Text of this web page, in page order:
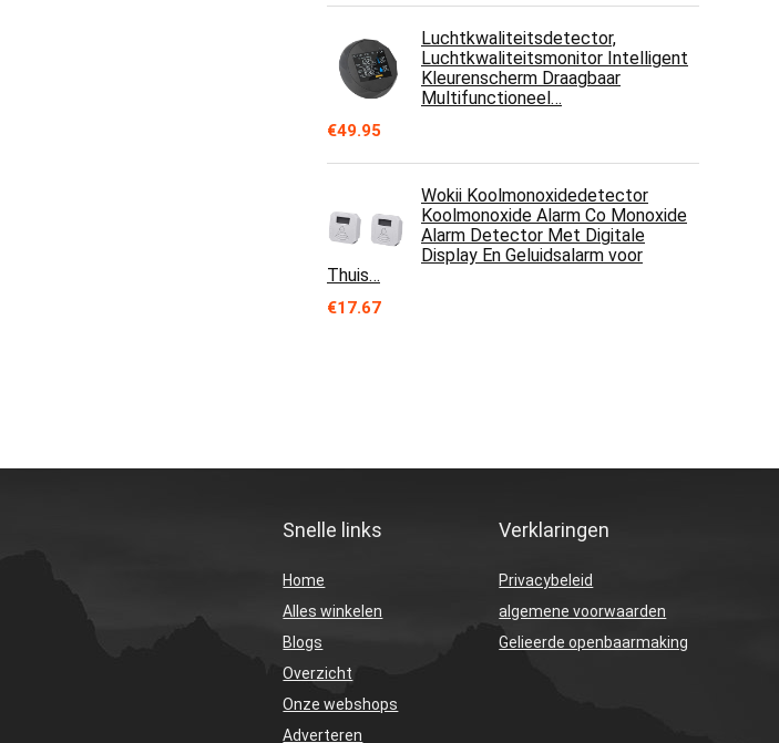
Luchtkwaliteitsdetector,
Luchtkwaliteitsmonitor Intelligent
Kleurenscherm Draagbaar
Multifunctioneel…
€49.95
Wokii Koolmonoxidedetector
Koolmonoxide Alarm Co Monoxide
Alarm Detector Met Digitale
Display En Geluidsalarm voor
Thuis…
€17.67
Snelle links
Home
Alles winkelen
Blogs
Overzicht
Onze webshops
Adverteren
Verklaringen
Privacybeleid
algemene voorwaarden
Gelieerde openbaarmaking